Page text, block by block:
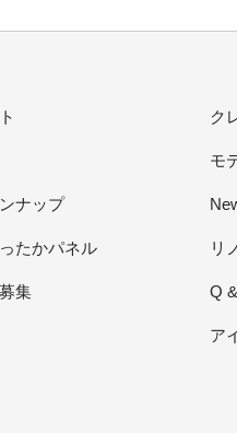
ク
モ
ナップ
たかパネル リ
集 Q
ア